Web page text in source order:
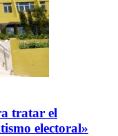
tratar el
electoral»